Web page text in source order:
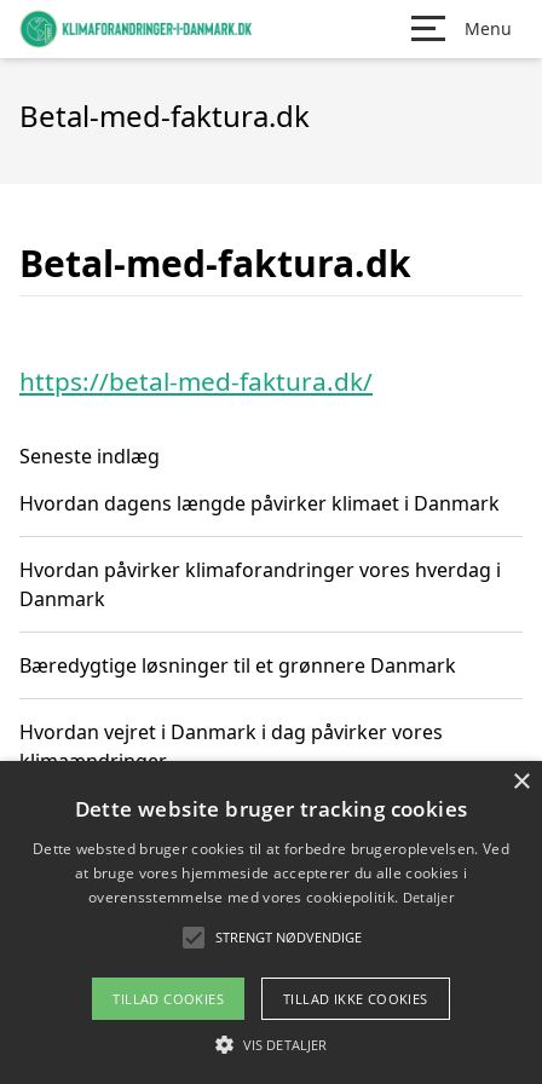
Menu
Betal-med-faktura.dk
Betal-med-faktura.dk
https://betal-med-faktura.dk/
Seneste indlæg
Hvordan dagens længde påvirker klimaet i Danmark
Hvordan påvirker klimaforandringer vores hverdag i
Danmark
Bæredygtige løsninger til et grønnere Danmark
Hvordan vejret i Danmark i dag påvirker vores
klimaændringer
Hvordan klimaændringer påvirker danske unges
gaveønsker
Om / kontakt
Blog Betingelser
×
Dette website bruger tracking cookies
Dette websted bruger cookies til at forbedre brugeroplevelsen. Ved
at bruge vores hjemmeside accepterer du alle cookies i
overensstemmelse med vores cookiepolitik. Detaljer
STRENGT NØDVENDIGE
TILLAD COOKIES TILLAD IKKE COOKIES
VIS DETALJER